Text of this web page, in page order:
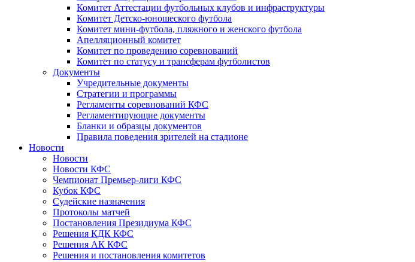
Комитет Аттестации футбольных клубов и инфраструктуры
Комитет Детско-юношеского футбола
Комитет мини-футбола, пляжного и женского футбола
Апелляционный комитет
Комитет по проведению соревнований
Комитет по статусу и трансферам футболистов
Документы
Учредительные документы
Стратегии и программы
Регламенты соревнований КФС
Регламентирующие документы
Бланки и образцы документов
Правила поведения зрителей на стадионе
Новости
Новости
Новости КФС
Чемпионат Премьер-лиги КФС
Кубок КФС
Судейские назначения
Протоколы матчей
Постановления Президиума КФС
Решения КДК КФС
Решения АК КФС
Решения и постановления комитетов